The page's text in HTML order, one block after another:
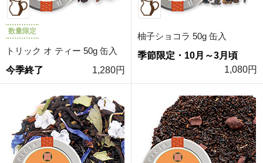
数量限定
トリック オ ティー 50g 缶入
今季終了
1,280円
柚子ショコラ 50g 缶入
季節限定・10月～3月頃
1,080円